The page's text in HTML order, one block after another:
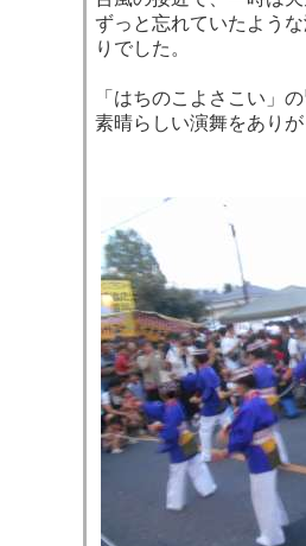
ずっと忘れていたよう
りでした。
「はちのこよさこい」
素晴らしい演舞をあり